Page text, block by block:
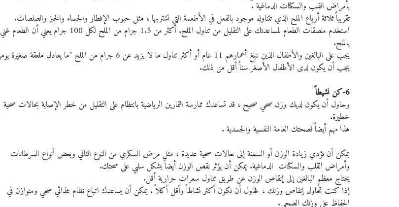
بأمراض القلب والسكتات الدماغية .
تقريباً ثلاثة أرباع الملح الذي تتناوله موجود بالفعل في الأطعمة التي تشتريها ، مثل حبوب الإفطار والحساء والخبز والصلصات.
استخدم ملصقات الطعام لمساعدتك على التقليل من تناول الملح. أكثر من 1.5 جرام من الملح لكل 100 جرام يعني أن الطعام غني
بالملح.
يجب على البالغين والأطفال الذين تبلغ أعمارهم 11 عام أو أكثر تناول ما لا يزيد عن 6 جرام من الملح "ما يعادل ملعقة صغيرة يومياً".
يجب أن يكون لدى الأطفال الأصغر سناً أقل من ذلك.
6-كن نشيطاً
وحاول أن يكون لديك وزن صحي صحيح ، قد تساعدك ممارسة التمارين الرياضية بانتظام على التقليل من خطر الإصابة بحالات صحية
خطيرة.
هذا مهم أيضاً لصحتك العامة النفسية والجسدية .
يمكن أن تؤدي زيادة الوزن أو السمنة إلى حالات صحية عديدة ، مثل مرض السكري من النوع الثاني وبعض أنواع السرطانات
وأمراض القلب والسكتات  الدماغية. يمكن أن يؤثر نقص الوزن أيضاً بشكل سلبي على صحتك.
يحتاج معظم البالغين إلى إنقاص الوزن عن طريق تناول سعرات حرارية أقل.
إذا كنت تحاول إنقاص وزنك ، فحاول أن تكون أكثر نشاطاً وأقل أكلاً . يمكن أن يساعدك اتباع نظام غذائي صحي ومتوازن في
الحفاظ على وزنك الصحي.